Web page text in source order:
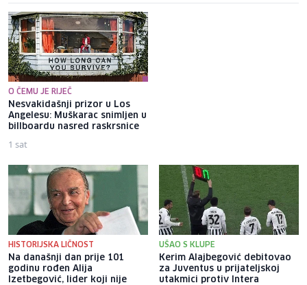
O ČEMU JE RIJEČ
Nesvakidašnji prizor u Los
Angelesu: Muškarac snimljen u
billboardu nasred raskrsnice
1 sat
HISTORIJSKA LIČNOST
Na današnji dan prije 101
godinu rođen Alija
Izetbegović, lider koji nije
UŠAO S KLUPE
Kerim Alajbegović debitovao
za Juventus u prijateljskoj
utakmici protiv Intera